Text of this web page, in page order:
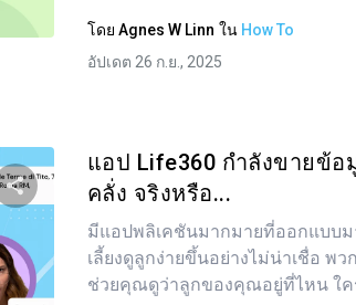
โดย Agnes W Linn ใน How To
อัปเดต 26 ก.ย., 2025
แบ่งปันบทความนี้
แอป Life360 กำลังขายข้อ
คลั่ง จริงหรือ...
มีแอปพลิเคชันมากมายที่ออกแบบม
เลี้ยงดูลูกง่ายขึ้นอย่างไม่น่าเชื่อ พ
ช่วยคุณดูว่าลูกของคุณอยู่ที่ไหน ใค